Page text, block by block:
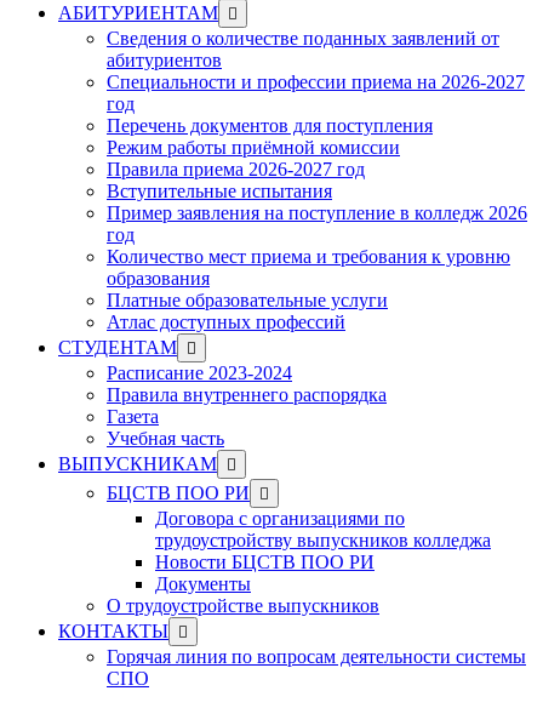
АБИТУРИЕНТАМ Show
sub
menu
Сведения о количестве поданных заявлений от
абитуриентов
Специальности и профессии приема на 2026-2027
год
Перечень документов для поступления
Режим работы приёмной комиссии
Правила приема 2026-2027 год
Вступительные испытания
Пример заявления на поступление в колледж 2026
год
Количество мест приема и требования к уровню
образования
Платные образовательные услуги
Атлас доступных профессий
СТУДЕНТАМ Show
sub
menu
Расписание 2023-2024
Правила внутреннего распорядка
Газета
Учебная часть
ВЫПУСКНИКАМ Show
sub
menu
БЦСТВ ПОО РИ
Show
sub
menu
Договора с организациями по
трудоустройству выпускников колледжа
Новости БЦСТВ ПОО РИ
Документы
О трудоустройстве выпускников
КОНТАКТЫ Show
sub
menu
Горячая линия по вопросам деятельности системы
СПО